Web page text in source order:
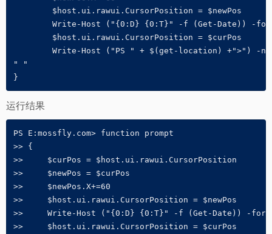
" "
}
运行结果
PS E:mossfly.com> function prompt
>> {
>>     $curPos = $host.ui.rawui.CursorPosition
>>     $newPos = $curPos
>>     $newPos.X+=60
>>     $host.ui.rawui.CursorPosition = $newPos
>>     Write-Host ("{0:D} {0:T}" -f (Get-Date)) -
>>     $host.ui.rawui.CursorPosition = $curPos